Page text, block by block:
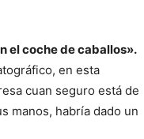
el coche de caballos».
en esta
cuan seguro está de
manos, habría dado un